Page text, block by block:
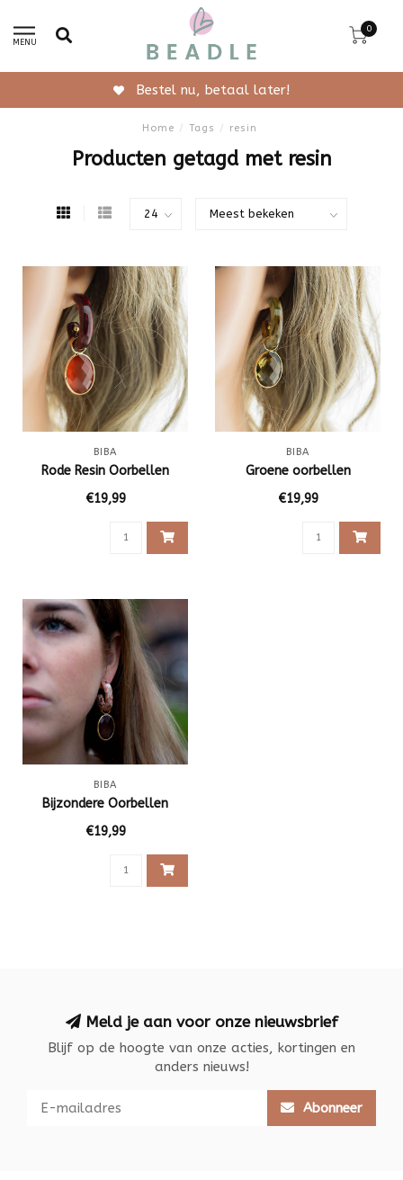
MENU
0
Bestel nu, betaal later!
Home / Tags / resin
Producten getagd met resin
BIBA
Rode Resin Oorbellen
€19,99
BIBA
Groene oorbellen
€19,99
BIBA
Bijzondere Oorbellen
€19,99
Meld je aan voor onze nieuwsbrief
Blijf op de hoogte van onze acties, kortingen en
anders nieuws!
Abonneer